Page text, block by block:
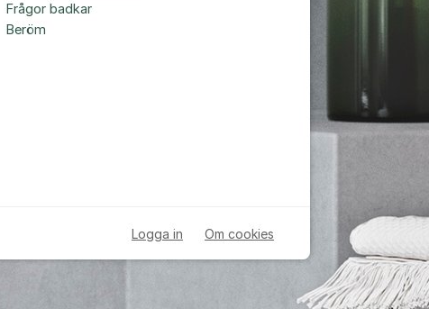
Frågor badkar
Beröm
Logga in Om cookies